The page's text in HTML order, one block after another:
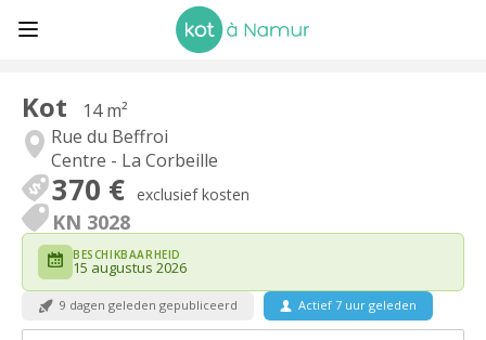
Kot
14 m²
Rue du Beffroi
Centre - La Corbeille
370 € exclusief kosten
KN 3028
BESCHIKBAARHEID
15 augustus 2026
9 dagen geleden gepubliceerd Actief 7 uur geleden